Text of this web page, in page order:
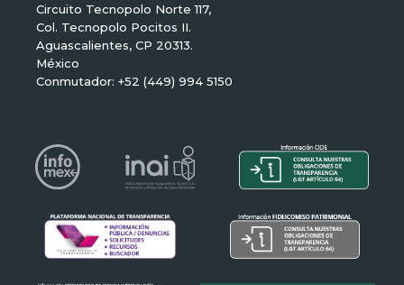
Circuito Tecnopolo Norte 117,
Col. Tecnopolo Pocitos II.
Aguascalientes, CP 20313.
México
Conmutador: +52 (449) 994 5150